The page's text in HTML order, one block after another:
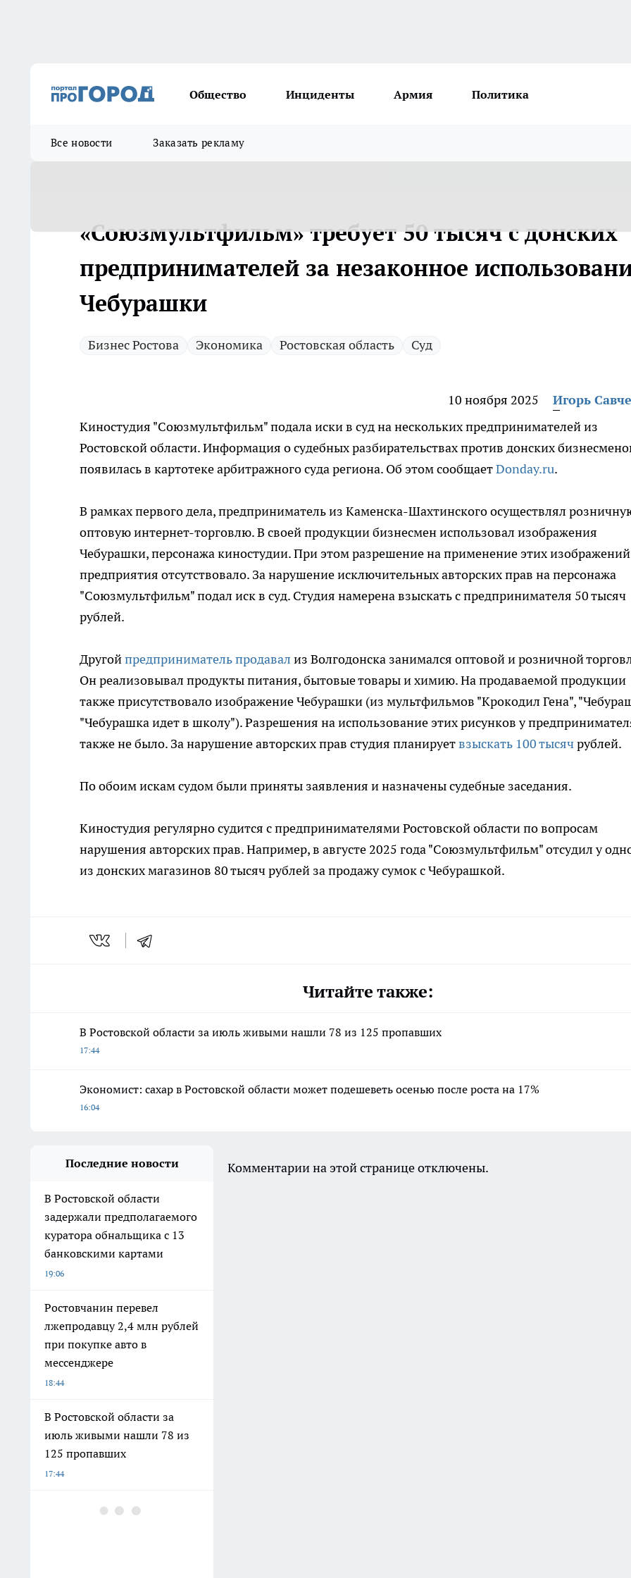
Общество Инциденты Армия Политика
Все новости Заказать рекламу
«Союзмультфильм» требует 50 тысяч с донских
предпринимателей за незаконное
Чебурашки
Бизнес Ростова Экономика Ростовская область Суд
10 ноября 2025
Игорь
Киностудия "Союзмультфильм" подала иски в суд на нескольких предпринимателей из
Ростовской области. Информация о судебных разбирательствах против донских
появилась в картотеке арбитражного суда региона. Об этом сообщаетDonday.ru.
В рамках первого дела, предприниматель из Каменска-Шахтинского осуществлял
оптовую интернет-торговлю. В своей продукции бизнесмен использовал изображения
Чебурашки, персонажа киностудии. При этом разрешение на применение этих
предприятия отсутствовало. За нарушение исключительных авторских прав на персонажа
"Союзмультфильм" подал иск в суд. Студия намерена взыскать с предпринимателя 50 тысяч
рублей.
Другойпредприниматель продавал из Волгодонска занимался оптовой и розничной
Он реализовывал продукты питания, бытовые товары и химию. На продаваемой продукции
также присутствовало изображение Чебурашки (из мультфильмов "Крокодил Гена",
"Чебурашка идет в школу"). Разрешения на использование этих рисунков у
также не было. За нарушение авторских прав студия планируетвзыскать 100 тысячрублей.
По обоим искам судом были приняты заявления и назначены судебные заседания.
Киностудия регулярно судится с предпринимателями Ростовской области по вопросам
нарушения авторских прав. Например, в августе 2025 года "Союзмультфильм" отсудил у
из донских магазинов 80 тысяч рублей за продажу сумок с Чебурашкой.
Читайте также:
В Ростовской области за июль живыми нашли 78 из 125 пропавших
17:44
Экономист: сахар в Ростовской области может подешеветь осенью после роста на 17%
16:04
Последние новости
В Ростовской области
задержали предполагаемого
куратора обнальщика с 13
банковскими картами
19:06
Ростовчанин перевел
лжепродавцу 2,4 млн рублей
при покупке авто в
мессенджере
18:44
В Ростовской области за
июль живыми нашли 78 из
125 пропавших
17:44
Готовьтесь к поездкам
Комментарии на этой странице отключены.